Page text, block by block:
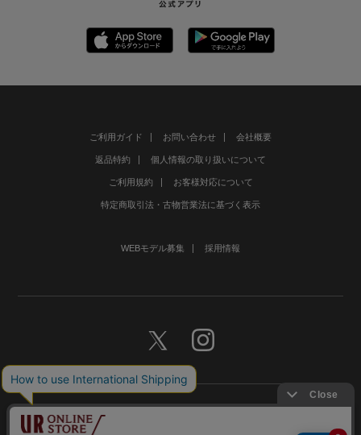
ご利用ガイド お問い合わせ 会社概要
返品特約 個人情報の取り扱いについて
ご利用規約 お客様対応について
特定商取引法・古物営業法に基づく表示
WEBモデル募集 採用情報